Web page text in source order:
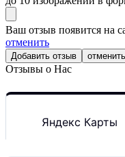
Ваш отзыв появится на
отменить
отменить
Отзывы о Нас
Яндекс Карты